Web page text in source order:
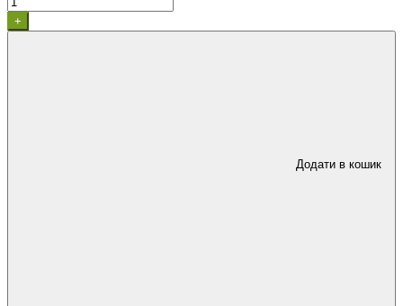
+
Додати в кошик